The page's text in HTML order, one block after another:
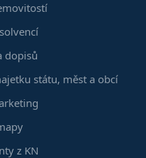
dopisů
státu, měst a obcí
z KN